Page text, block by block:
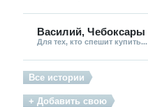
Василий, Чебоксары
Для тех, кто спешит купить...
Все истории
+ Добавить свою